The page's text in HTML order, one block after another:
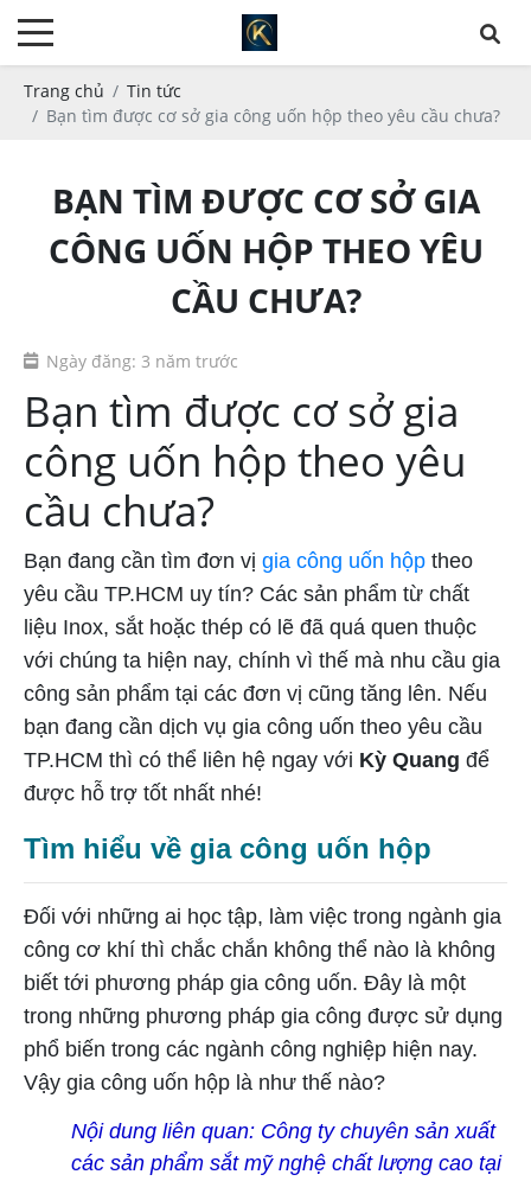
Trang chủ
Tin tức
Bạn tìm được cơ sở gia công uốn hộp theo yêu cầu chưa?
BẠN TÌM ĐƯỢC CƠ SỞ GIA
CÔNG UỐN HỘP THEO YÊU
CẦU CHƯA?
Ngày đăng: 3 năm trước
Bạn tìm được cơ sở gia
công uốn hộp theo yêu
cầu chưa?
Bạn đang cần tìm đơn vị gia công uốn hộp theo
yêu cầu TP.HCM uy tín? Các sản phẩm từ chất
liệu Inox, sắt hoặc thép có lẽ đã quá quen thuộc
với chúng ta hiện nay, chính vì thế mà nhu cầu gia
công sản phẩm tại các đơn vị cũng tăng lên. Nếu
bạn đang cần dịch vụ gia công uốn theo yêu cầu
TP.HCM thì có thể liên hệ ngay với Kỳ Quang để
được hỗ trợ tốt nhất nhé!
Tìm hiểu về gia công uốn hộp
Đối với những ai học tập, làm việc trong ngành gia
công cơ khí thì chắc chắn không thể nào là không
biết tới phương pháp gia công uốn. Đây là một
trong những phương pháp gia công được sử dụng
phổ biến trong các ngành công nghiệp hiện nay.
Vậy gia công uốn hộp là như thế nào?
Nội dung liên quan: Công ty chuyên sản xuất
các sản phẩm sắt mỹ nghệ chất lượng cao tại